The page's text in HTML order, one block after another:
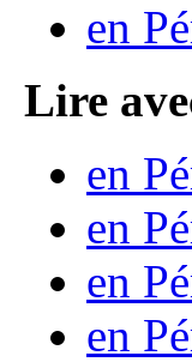
en
Lire
en
en
en
en